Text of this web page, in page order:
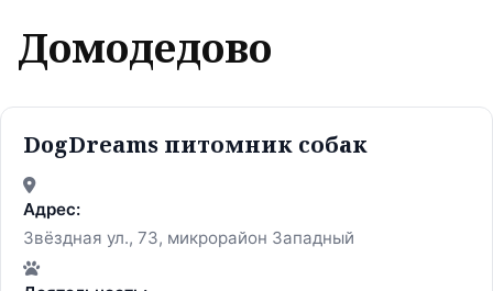
Домодедово
DogDreams питомник собак
Адрес:
Звёздная ул., 73, микрорайон Западный